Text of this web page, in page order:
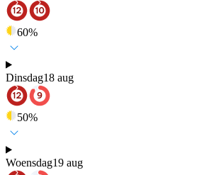
60%
Dinsdag18 aug
50%
Woensdag19 aug